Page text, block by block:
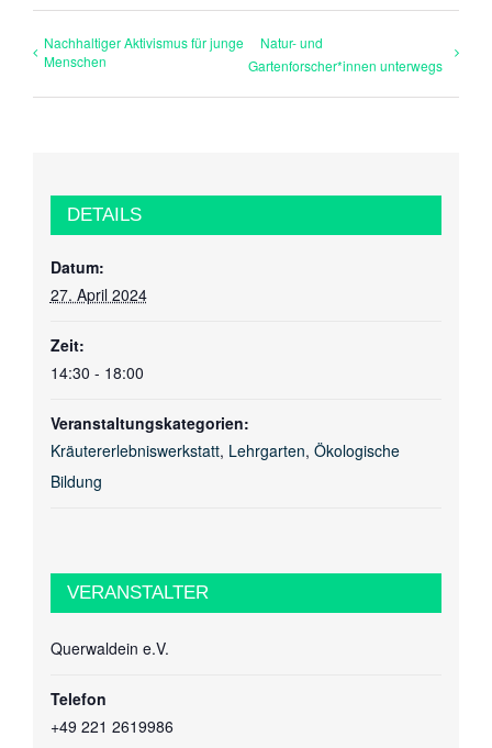
Nachhaltiger Aktivismus für junge
Menschen
Natur- und
Gartenforscher*innen unterwegs
DETAILS
Datum:
27. April 2024
Zeit:
14:30 - 18:00
Veranstaltungskategorien:
Kräutererlebniswerkstatt, Lehrgarten, Ökologische
Bildung
VERANSTALTER
Querwaldein e.V.
Telefon
+49 221 2619986